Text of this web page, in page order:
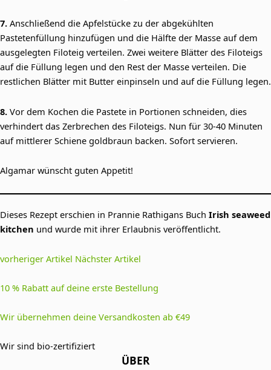
7. Anschließend die Apfelstücke zu der abgekühlten
Pastetenfüllung hinzufügen und die Hälfte der Masse auf dem
ausgelegten Filoteig verteilen. Zwei weitere Blätter des Filoteigs
auf die Füllung legen und den Rest der Masse verteilen. Die
restlichen Blätter mit Butter einpinseln und auf die Füllung legen.
8. Vor dem Kochen die Pastete in Portionen schneiden, dies
verhindert das Zerbrechen des Filoteigs. Nun für 30-40 Minuten
auf mittlerer Schiene goldbraun backen. Sofort servieren.
Algamar wünscht guten Appetit!
Dieses Rezept erschien in Prannie Rathigans Buch Irish seaweed
kitchen und wurde mit ihrer Erlaubnis veröffentlicht.
vorheriger Artikel Nächster Artikel
10 % Rabatt auf deine erste Bestellung
Wir übernehmen deine Versandkosten ab €49
Wir sind bio-zertifiziert
ÜBER